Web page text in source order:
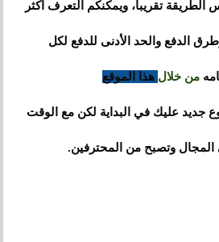
الطريقة تقريبا،ويمكنكم التعرف اكثر
الدفع والحد الأدنى للدفع لكل
من خلال هذا الموقع
جديد عليك في البداية لكن مع الوقت
وتصبح من المحترفين.